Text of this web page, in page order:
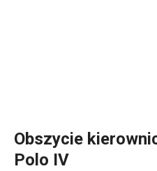
Obszycie
Polo IV